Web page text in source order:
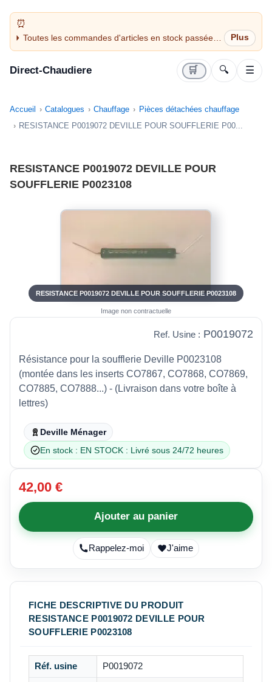
Toutes les commandes d'articles en stock passées
avant 14H sont expédiées le jour même (jours
Direct-Chaudiere 🛒 🔍 ☰
Accueil Catalogues Chauffage
Pièces détachées chauffage
RESISTANCE P0019072 DEVILLE POUR SOUFFLERIE P00...
RESISTANCE P0019072 DEVILLE POUR
SOUFFLERIE P0023108
RESISTANCE P0019072 DEVILLE POUR SOUFFLERIE P0023108
Image non contractuelle
Ref. Usine : P0019072
Résistance pour la soufflerie Deville P0023108
(montée dans les inserts CO7867, CO7868, CO7869,
CO7885, CO7888...) - (Livraison dans votre boîte à
lettres)
Deville Ménager
En stock : EN STOCK : Livré sous 24/72 heures
42,00 €
Ajouter au panier
Rappelez-moi J'aime
FICHE DESCRIPTIVE DU PRODUIT
RESISTANCE P0019072 DEVILLE POUR
SOUFFLERIE P0023108
Réf. usine P0019072